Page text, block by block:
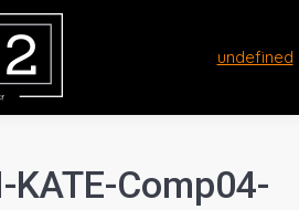
undefined
KATE-Comp04-